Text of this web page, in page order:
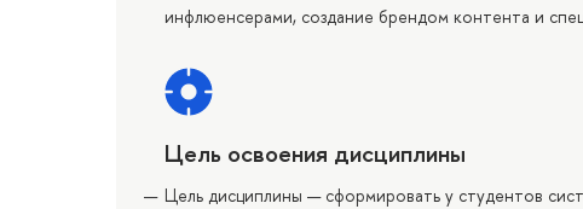
инфлюенсерами, создание брендом контента и
Цель освоения дисциплины
Цель дисциплины — сформировать у студентов